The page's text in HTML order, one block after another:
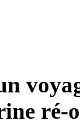
ré-